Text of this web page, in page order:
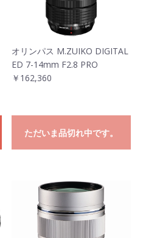
オリンパス M.ZUIKO DIGITAL
ED 7-14mm F2.8 PRO
￥162,360
ただいま品切れ中です。